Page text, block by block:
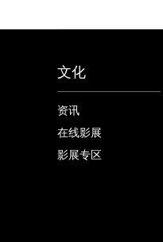
文化
资讯
在线影展
影展专区